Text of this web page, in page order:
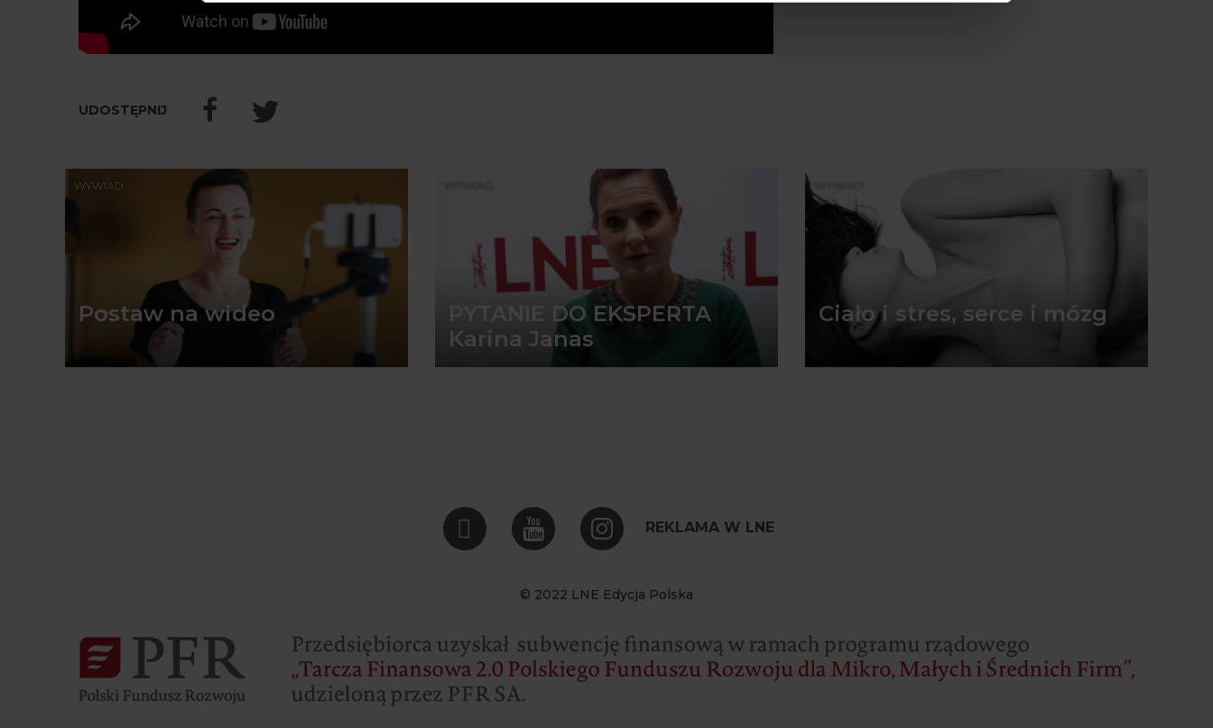
WYWIAD
Postaw na wideo
WYWIAD
PYTANIE DO EKSPERTA
Karina Janas
Ciało i stres, serce i mózg
REKLAMA W LNE
© 2022 LNE Edycja Polska